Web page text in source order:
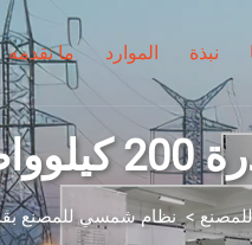
ما نقدمه الموارد نبذة
> نظام شمسي للمصنع بقدرة 200 كيلوواط - 500